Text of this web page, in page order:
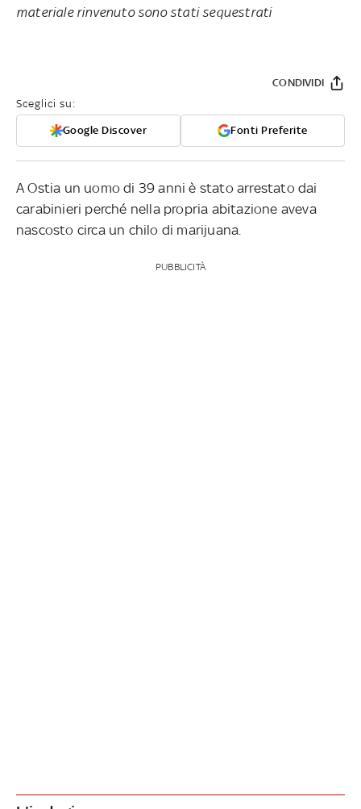
materiale rinvenuto sono stati sequestrati
Sceglici su:
Google Discover Fonti Preferite
CONDIVIDI
A Ostia un uomo di 39 anni è stato arrestato dai
carabinieri perché nella propria abitazione aveva
nascosto circa un chilo di marijuana.
PUBBLICITÀ